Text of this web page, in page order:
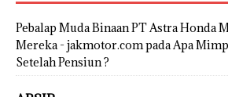
Pebalap Muda Binaan PT Astra Honda
Mereka - jakmotor.compadaApa
Setelah Pensiun ?